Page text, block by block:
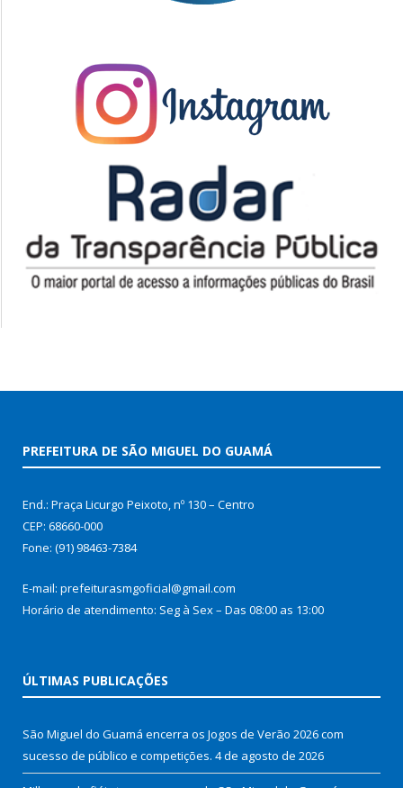
PREFEITURA DE SÃO MIGUEL DO GUAMÁ
End.: Praça Licurgo Peixoto, nº 130 – Centro
CEP: 68660-000
Fone: (91) 98463-7384
E-mail: prefeiturasmgoficial@gmail.com
Horário de atendimento: Seg à Sex – Das 08:00 as 13:00
ÚLTIMAS PUBLICAÇÕES
São Miguel do Guamá encerra os Jogos de Verão 2026 com
sucesso de público e competições. 4 de agosto de 2026